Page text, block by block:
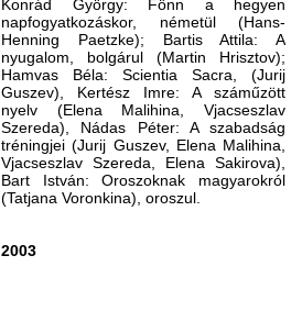
Konrád György: Fönn a hegyen
napfogyatkozáskor, németül (Hans-
Henning Paetzke); Bartis Attila: A
nyugalom, bolgárul (Martin Hrisztov);
Hamvas Béla: Scientia Sacra, (Jurij
Guszev), Kertész Imre: A száműzött
nyelv (Elena Malihina, Vjacseszlav
Szereda), Nádas Péter: A szabadság
tréningjei (Jurij Guszev, Elena Malihina,
Vjacseszlav Szereda, Elena Sakirova),
Bart István: Oroszoknak magyarokról
(Tatjana Voronkina), oroszul.
2003